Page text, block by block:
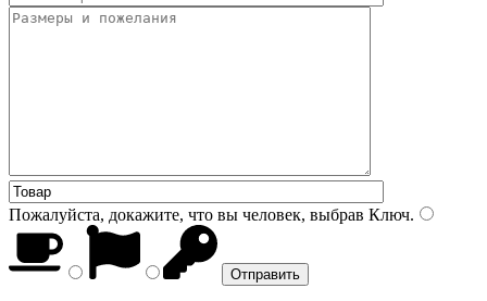
Пожалуйста, докажите, что вы человек, выбрав Ключ.